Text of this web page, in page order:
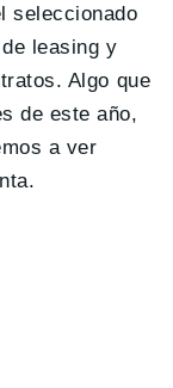
seleccionado
leasing y
Algo que
de este año,
a ver